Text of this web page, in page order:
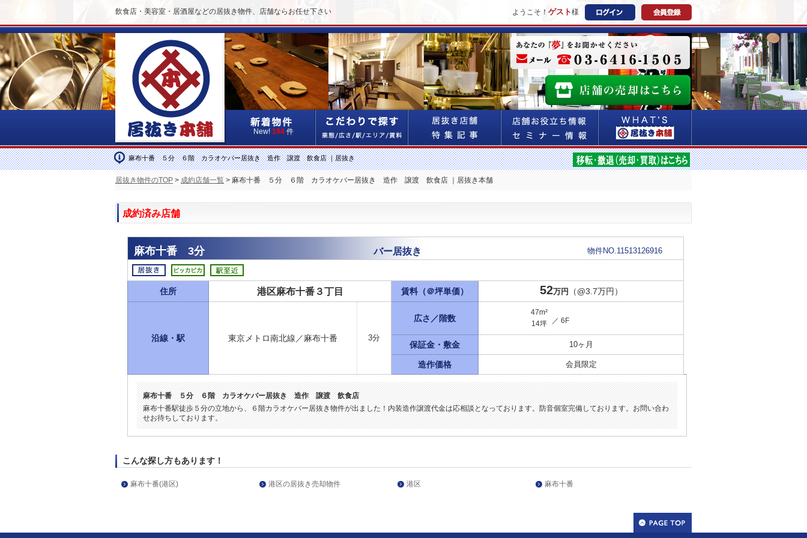
飲食店・美容室・居酒屋などの居抜き物件、店舗ならお任せ下さい ようこそ！ ゲスト様
New! 194 件
麻布十番 ５分 ６階 カラオケバー居抜き 造作 譲渡 飲食店 ｜居抜き
居抜き物件のTOP > 成約店舗一覧 > 麻布十番 ５分 ６階 カラオケバー居抜き 造作 譲渡 飲食店 ｜居抜き本舗
成約済み店舗
麻布十番 3分 バー居抜き 物件NO.11513126916
住所 港区麻布十番３丁目 賃料（＠坪単価） 52万円 （@3.7万円）
沿線・駅 東京メトロ南北線／麻布十番 3分
広さ／階数
47m²
14坪
／ 6F
保証金・敷金 10ヶ月
造作価格 会員限定
麻布十番 ５分 ６階 カラオケバー居抜き 造作 譲渡 飲食店
麻布十番駅徒歩５分の立地から、６階カラオケバー居抜き物件が出ました！内装造作譲渡代金は応相談となっております。防音個室完備しております。お問い合わ
せお待ちしております。
こんな探し方もあります！
麻布十番(港区) 港区の居抜き売却物件 港区 麻布十番